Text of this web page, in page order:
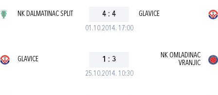
01.10.2014. 17:00
NK DALMATINAC SPLIT 4 : 4 GLAVICE
25.10.2014. 10:30
GLAVICE 1 : 3
NK OMLADINAC
VRANJIC